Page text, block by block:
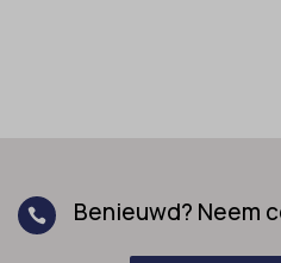
 Benieuwd? Neem